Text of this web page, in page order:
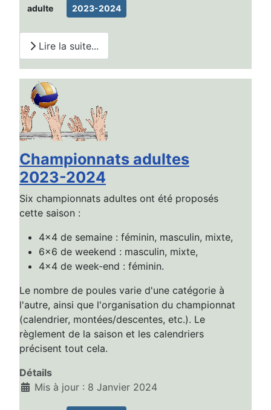
adulte 2023-2024
Lire la suite...
Championnats adultes
2023-2024
Six championnats adultes ont été proposés
cette saison :
4x4 de semaine : féminin, masculin, mixte,
6x6 de weekend : masculin, mixte,
4x4 de week-end : féminin.
Le nombre de poules varie d'une catégorie à
l'autre, ainsi que l'organisation du championnat
(calendrier, montées/descentes, etc.). Le
règlement de la saison et les calendriers
précisent tout cela.
Détails
Mis à jour : 8 Janvier 2024